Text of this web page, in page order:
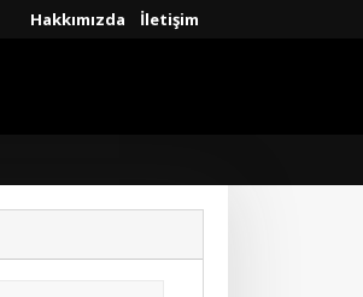
Hakkımızda İletişim